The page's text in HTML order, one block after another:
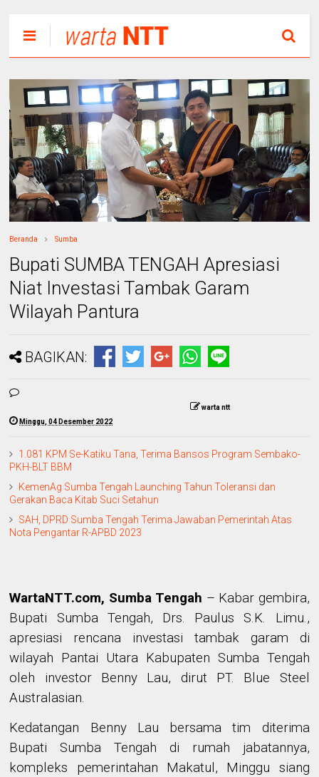
Beranda Sumba
Bupati SUMBA TENGAH Apresiasi
Niat Investasi Tambak Garam
Wilayah Pantura
BAGIKAN:
warta ntt
Minggu, 04 Desember 2022
1.081 KPM Se-Katiku Tana, Terima Bansos Program Sembako-
PKH-BLT BBM
KemenAg Sumba Tengah Launching Tahun Toleransi dan
Gerakan Baca Kitab Suci Setahun
SAH, DPRD Sumba Tengah Terima Jawaban Pemerintah Atas
Nota Pengantar R-APBD 2023
WartaNTT.com, Sumba Tengah – Kabar gembira,
Bupati Sumba Tengah, Drs. Paulus S.K. Limu.,
apresiasi rencana investasi tambak garam di
wilayah Pantai Utara Kabupaten Sumba Tengah
oleh investor Benny Lau, dirut PT. Blue Steel
Australasian.
Kedatangan Benny Lau bersama tim diterima
Bupati Sumba Tengah di rumah jabatannya,
kompleks pemerintahan Makatul, Minggu siang